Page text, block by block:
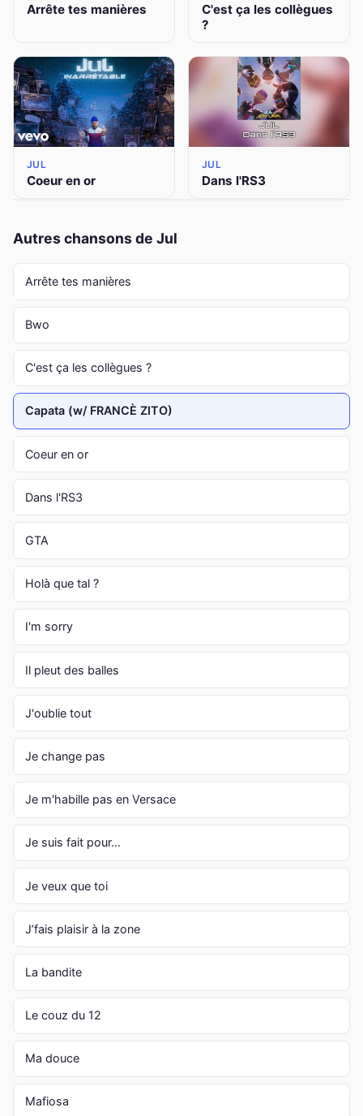
Arrête tes manières
C'est ça les collègues
?
JUL
Coeur en or
JUL
Dans l'RS3
Autres chansons de Jul
Arrête tes manières
Bwo
C'est ça les collègues ?
Capata (w/ FRANCÈ ZITO)
Coeur en or
Dans l'RS3
GTA
Holà que tal ?
I'm sorry
Il pleut des balles
J'oublie tout
Je change pas
Je m'habille pas en Versace
Je suis fait pour...
Je veux que toi
J’fais plaisir à la zone
La bandite
Le couz du 12
Ma douce
Mafiosa